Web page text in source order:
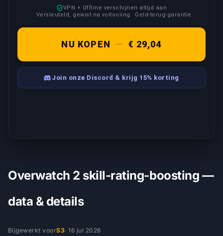
VPN + Offline verschijnen altijd aan
Versleuteld, gewist na voltooiing
Geld-terug-garantie
NU KOPEN — € 29,04
Join onze Discord & krijg 15% korting
Overwatch 2 skill-rating-boosting —
data & details
Bijgewerkt voorS3·16 jul 2026